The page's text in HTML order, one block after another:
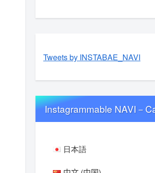
Tweets by INSTABAE_NAVI
Instagrammable NAVI－
日本語